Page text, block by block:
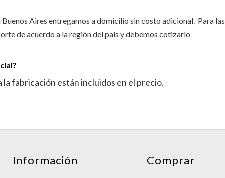
Aires entregamos a domicilio sin costo adicional. Para las
de acuerdo a la región del país y debemos cotizarlo
fabricación están incluidos en el precio.
Información Comprar